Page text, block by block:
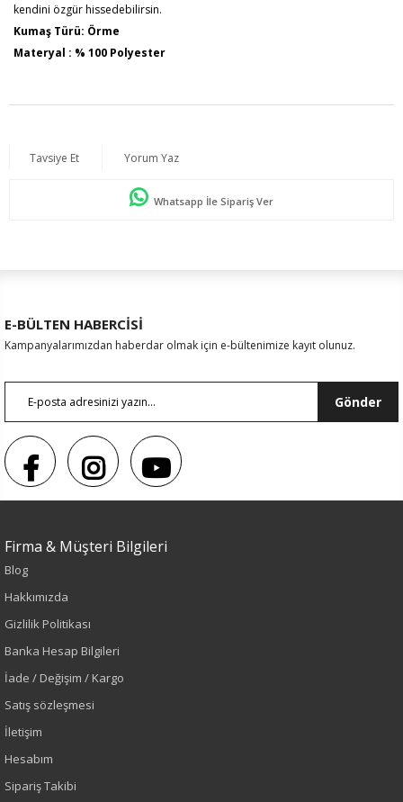
kendini özgür hissedebilirsin.
Kumaş Türü: Örme
Materyal : % 100 Polyester
Renk
Haki
Sezon
İlkbahar-Yaz
Tavsiye Et Yorum Yaz
Whatsapp İle Sipariş Ver
E-BÜLTEN HABERCİSİ
Kampanyalarımızdan haberdar olmak için e-bültenimize kayıt olunuz.
Gönder
Firma & Müşteri Bilgileri
Blog
Hakkımızda
Gizlilik Politikası
Banka Hesap Bilgileri
İade / Değişim / Kargo
Satış sözleşmesi
İletişim
Hesabım
Sipariş Takibi